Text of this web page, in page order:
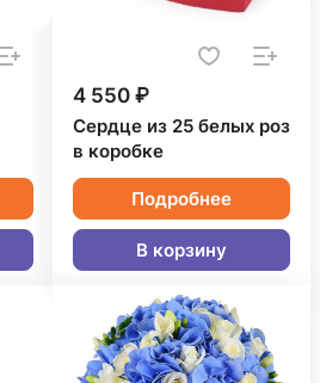
4 550 ₽
Сердце из 25 белых роз
в коробке
Подробнее
В корзину